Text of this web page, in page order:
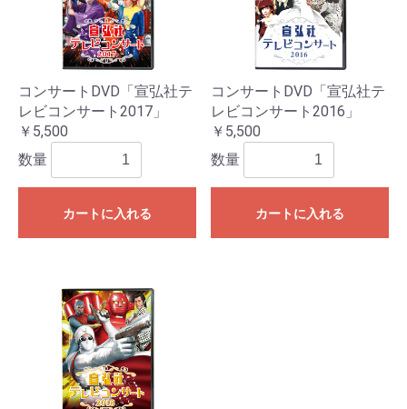
コンサートDVD「宣弘社テ
レビコンサート2017」
￥5,500
数量
カートに入れる
コンサートDVD「宣弘社テ
レビコンサート2016」
￥5,500
数量
カートに入れる